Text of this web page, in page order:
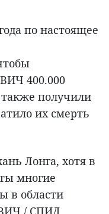
по настоящее
400.000
также получили
их смерть
Лонга, хотя в
многие
в области